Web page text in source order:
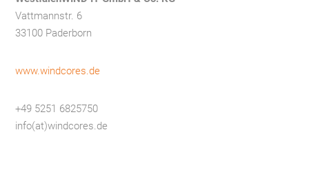
Vattmannstr. 6
33100 Paderborn
www.windcores.de
+49 5251 6825750
info(at)windcores.de